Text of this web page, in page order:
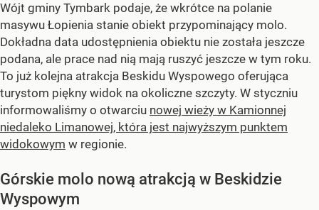
Wójt gminy Tymbark podaje, że wkrótce na polanie
masywu Łopienia stanie obiekt przypominający molo.
Dokładna data udostępnienia obiektu nie została jeszcze
podana, ale prace nad nią mają ruszyć jeszcze w tym roku.
To już kolejna atrakcja Beskidu Wyspowego oferująca
turystom piękny widok na okoliczne szczyty. W styczniu
informowaliśmy o otwarciu nowej wieży w Kamionnej
niedaleko Limanowej, która jest najwyższym punktem
widokowym w regionie.
Górskie molo nową atrakcją w Beskidzie
Wyspowym